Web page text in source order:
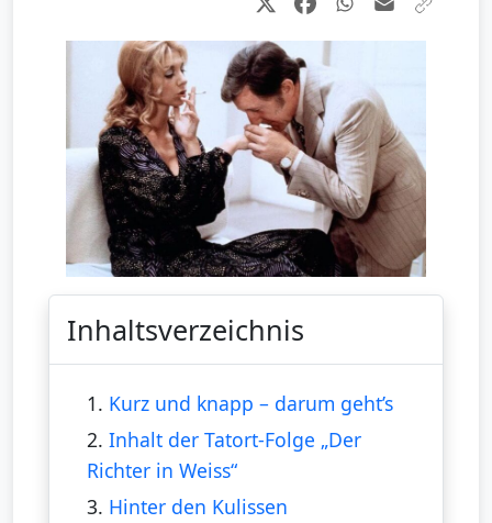
Inhaltsverzeichnis
1. Kurz und knapp – darum geht’s
2. Inhalt der Tatort-Folge „Der
Richter in Weiss“
3. Hinter den Kulissen